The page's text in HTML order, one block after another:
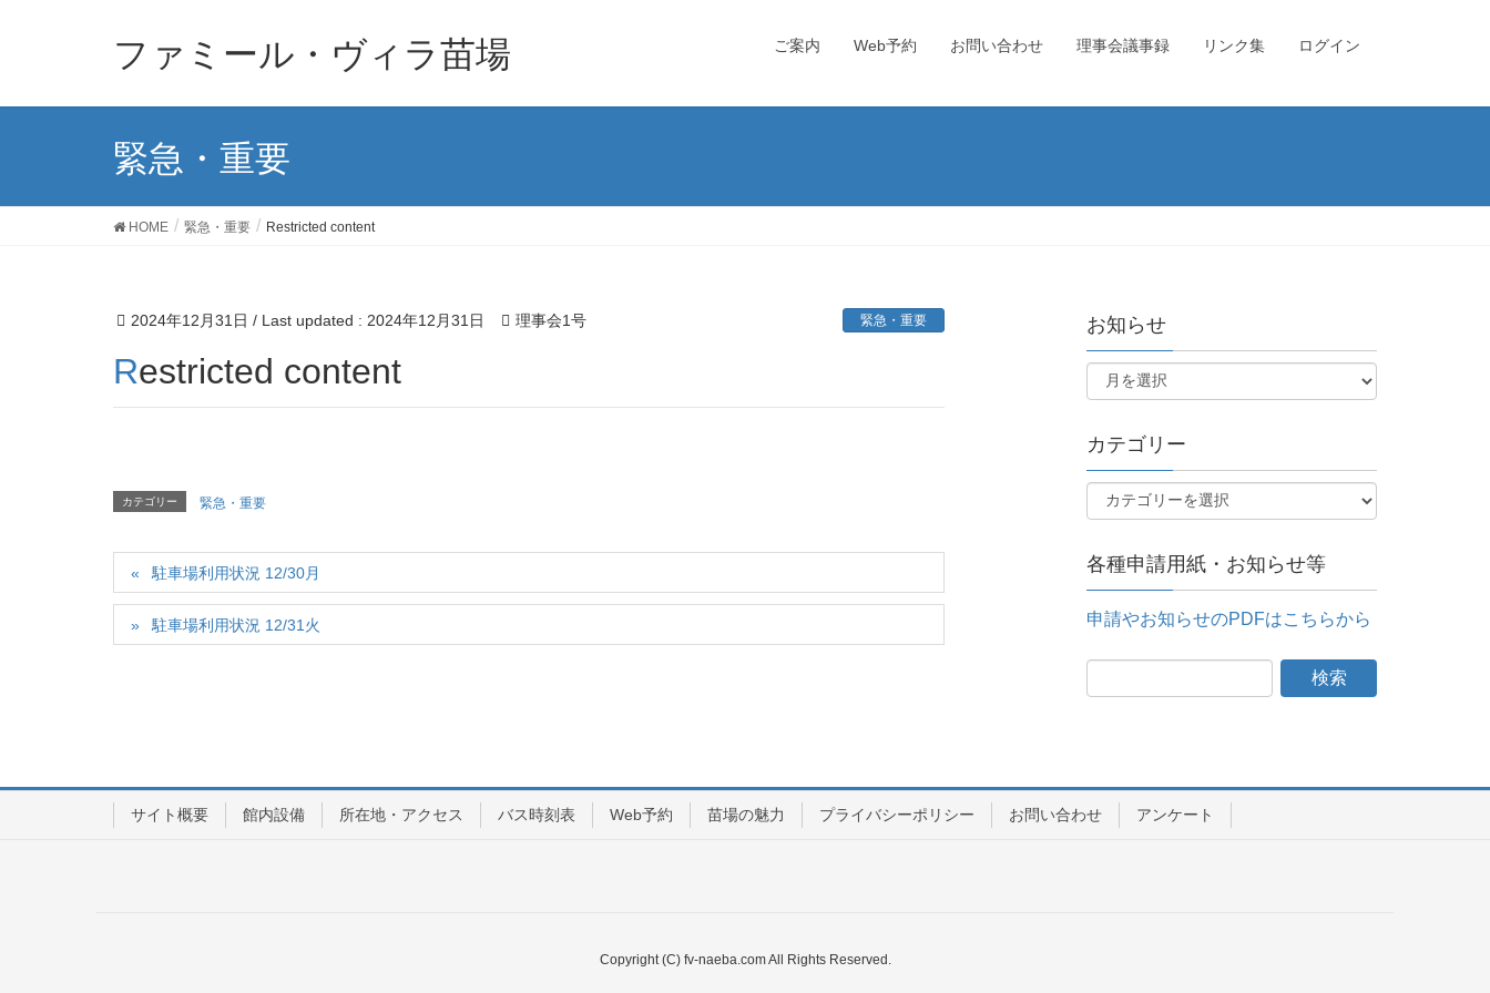
ファミール・ヴィラ苗場 ご案内 Web予約 お問い合わせ 理事会議事録 リンク集 ログイン
緊急・重要
HOME 緊急・重要 Restricted content
2024年12月31日 / Last updated : 2024年12月31日 理事会1号 緊急・重要
Restricted content
カテゴリー 緊急・重要
駐車場利用状況 12/30月
駐車場利用状況 12/31火
お知らせ
カテゴリー
各種申請用紙・お知らせ等
申請やお知らせのPDFはこちらから
サイト概要 館内設備 所在地・アクセス バス時刻表 Web予約 苗場の魅力 プライバシーポリシー お問い合わせ アンケート
Copyright (C) fv-naeba.com All Rights Reserved.